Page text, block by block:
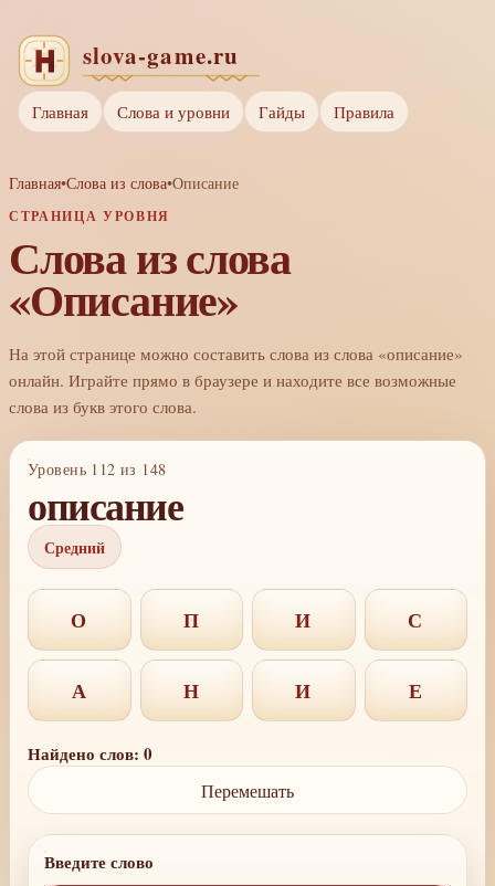
Главная Слова и уровни Гайды Правила
Главная•Слова из слова•Описание
СТРАНИЦА УРОВНЯ
Слова из слова
«Описание»
На этой странице можно составить слова из слова «описание»
онлайн. Играйте прямо в браузере и находите все возможные
слова из букв этого слова.
Уровень 112 из 148
описание
Средний
О П И С
А Н И Е
Найдено слов: 0
Перемешать
Введите слово